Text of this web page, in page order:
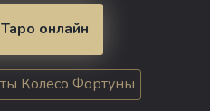
онлайн
Колесо Фортуны